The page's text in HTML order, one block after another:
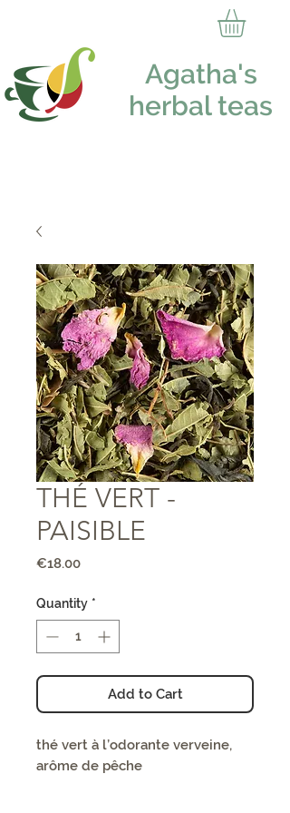
Agatha's
herbal teas
THÉ VERT -
PAISIBLE
€18.00Price
Quantity *
Add to Cart
thé vert à l’odorante verveine,
arôme de pêche